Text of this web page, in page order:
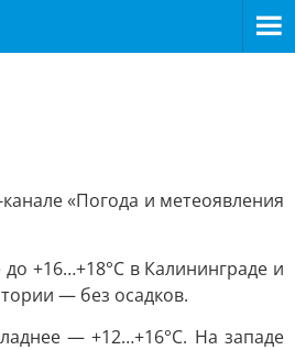
«Погода и метеоявления
+16…+18°C в Калининграде и
— без осадков.
— +12…+16°C. На западе